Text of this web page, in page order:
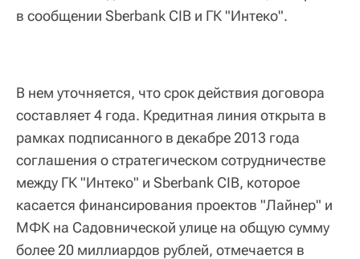
в сообщении Sberbank CIB и ГК "Интеко".
В нем уточняется, что срок действия договора
составляет 4 года. Кредитная линия открыта в
рамках подписанного в декабре 2013 года
соглашения о стратегическом сотрудничестве
между ГК "Интеко" и Sberbank CIB, которое
касается финансирования проектов "Лайнер" и
МФК на Садовнической улице на общую сумму
более 20 миллиардов рублей, отмечается в